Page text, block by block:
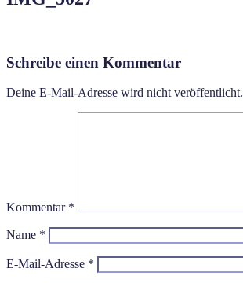
Schreibe einen Kommentar
Deine E-Mail-Adresse wird nicht veröffentlicht.
Kommentar *
Name *
E-Mail-Adresse *